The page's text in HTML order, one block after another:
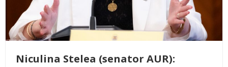
Niculina Stelea (senator AUR):